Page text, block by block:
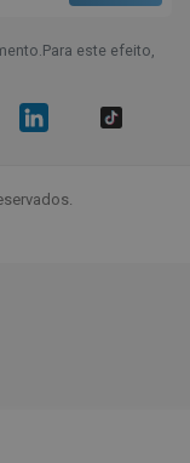
este efeito,